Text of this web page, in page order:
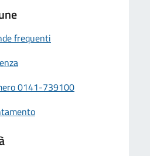
frequenti
0141-739100